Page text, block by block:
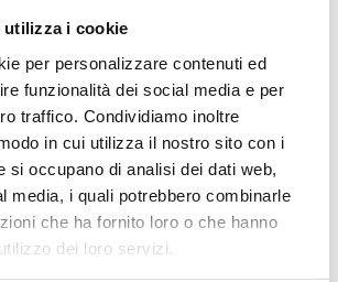
i cookie
per personalizzare contenuti ed
funzionalità dei social media e per
traffico. Condividiamo inoltre
in cui utilizza il nostro sito con i
si occupano di analisi dei dati web,
media, i quali potrebbero combinarle
che ha fornito loro o che hanno
dei loro servizi.
23, 2024 |No Home
Pallacanestro Cantù comunica che,
riscontrato finora e che ha già
di abbonamenti superiore a
stagione, la campagna
Cantù” riaprirà per un’ultima